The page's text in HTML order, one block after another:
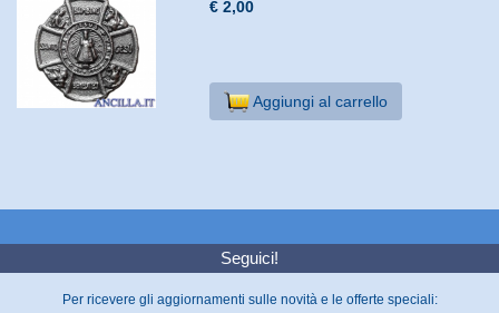
€ 2,00
Aggiungi al carrello
Seguici!
Per ricevere gli aggiornamenti sulle novità e le offerte speciali: